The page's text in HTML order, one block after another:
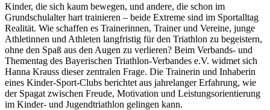
Kinder, die sich kaum bewegen, und andere, die schon im
Grundschulalter hart trainieren – beide Extreme sind im Sportalltag
Realität. Wie schaffen es Trainerinnen, Trainer und Vereine, junge
Athletinnen und Athleten langfristig für den Triathlon zu begeistern,
ohne den Spaß aus den Augen zu verlieren? Beim Verbands- und
Thementag des Bayerischen Triathlon-Verbandes e.V. widmet sich
Hanna Krauss dieser zentralen Frage. Die Trainerin und Inhaberin
eines Kinder-Sport-Clubs berichtet aus jahrelanger Erfahrung, wie
der Spagat zwischen Freude, Motivation und Leistungsorientierung
im Kinder- und Jugendtriathlon gelingen kann.